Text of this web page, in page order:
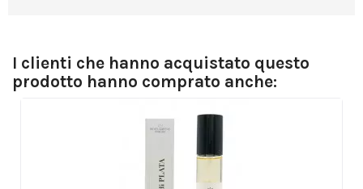
I clienti che hanno acquistato questo
prodotto hanno comprato anche: